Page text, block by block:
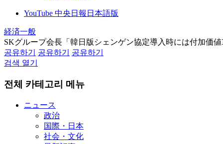
YouTube 中央日報日本語版
経済一般
SKグループ会長「韓日版シェンゲン協定導入時には付加価値
공유하기
공유하기
공유하기
검색 열기
전체 카테고리 메뉴
ニュース
政治
国際・日本
社会・文化